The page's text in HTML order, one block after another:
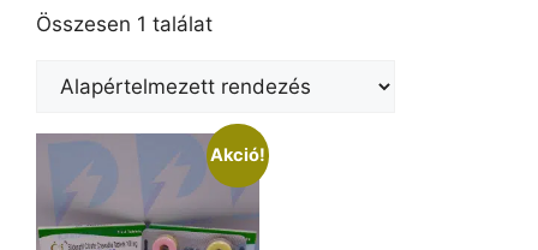
Összesen 1 találat
Akció!